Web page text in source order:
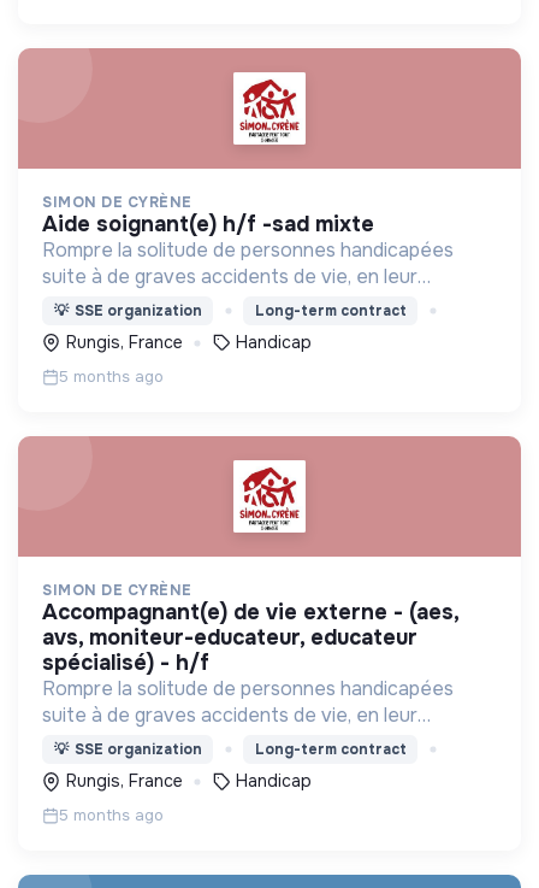
SIMON DE CYRÈNE
aide soignant(e) h/f -sad mixte
Rompre la solitude de personnes handicapées
suite à de graves accidents de vie, en leur
proposant de vivre ensemble avec des valides
dans des maisons partagées, et s'intégrer dans la
vie du quartier.
💡 SSE organization Long-term contract
Rungis, France Handicap
5 months ago
SIMON DE CYRÈNE
accompagnant(e) de vie externe - (aes,
avs, moniteur-educateur, educateur
spécialisé) - h/f
Rompre la solitude de personnes handicapées
suite à de graves accidents de vie, en leur
proposant de vivre ensemble avec des valides
dans des maisons partagées, et s'intégrer dans la
vie du quartier.
💡 SSE organization Long-term contract
Rungis, France Handicap
5 months ago